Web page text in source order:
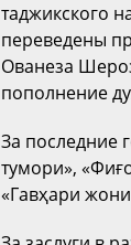
таджикского
переведены
Ованеза
пополнение
За последние
тумори»,
«Гавҳари